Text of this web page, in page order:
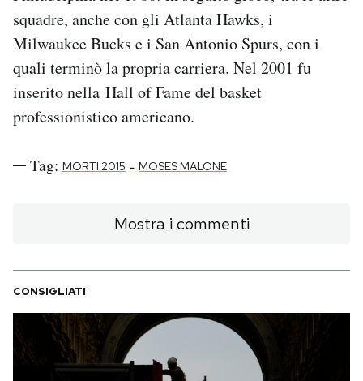
squadre, anche con gli Atlanta Hawks, i
Milwaukee Bucks e i San Antonio Spurs, con i
quali terminò la propria carriera. Nel 2001 fu
inserito nella Hall of Fame del basket
professionistico americano.
Tag: MORTI 2015 - MOSES MALONE
Mostra i commenti
CONSIGLIATI